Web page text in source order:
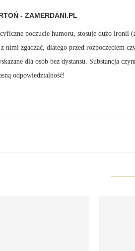
- ZAMERDANI.PL
poczucie humoru, stosuję dużo
nimi zgadzać, dlatego przed rozpoczęciem
dla osób bez dystansu. Substancja
odpowiedzialność!